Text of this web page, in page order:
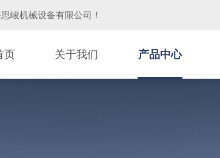
峻机械设备有限公司 ！
页 关于我们 产品中心